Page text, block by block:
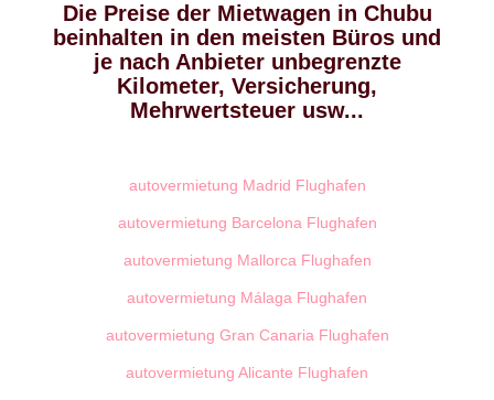
Die Preise der Mietwagen in Chubu
beinhalten in den meisten Büros und
je nach Anbieter unbegrenzte
Kilometer, Versicherung,
Mehrwertsteuer usw...
autovermietung Madrid Flughafen
autovermietung Barcelona Flughafen
autovermietung Mallorca Flughafen
autovermietung Málaga Flughafen
autovermietung Gran Canaria Flughafen
autovermietung Alicante Flughafen